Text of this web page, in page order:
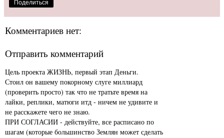
Поделиться
Комментариев нет:
Отправить комментарий
Цель проекта ЖИЗНЬ, первый этап Деньги.
Стоил он вашему покорному слуге миллиард
(проверить просто) так что не тратьте время на
лайки, реплики, матюги итд - ничем не удивите и
не расскажете чего не знаю.
ПРИ СОГЛАСИИ - действуйте, все расписано по
шагам (которые большинство Землян может сделать